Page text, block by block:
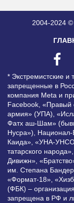
2004-2024 ©
* Экстремистские и
запрещенные в
компания Meta и
Facebook, «Правый
армия» (УПА),
Фатх аш-Шам»
Нусра»),
Каида», «УНА-
татарского
Дивижн»,
им. Степана
«Формат-18»,
(ФБК) –
запрещена в РФ и